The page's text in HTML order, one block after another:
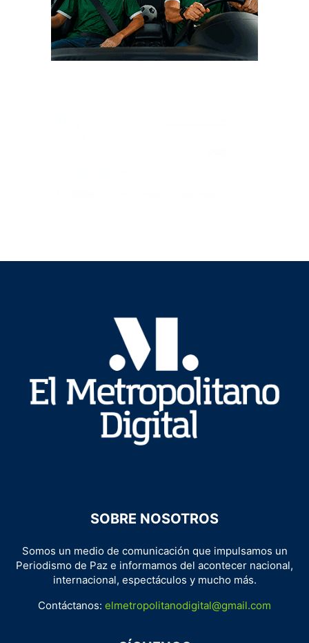
SOBRE NOSOTROS
Somos un medio de comunicación que impulsamos un
Periodismo de Paz e informamos del acontecer nacional,
internacional, espectáculos y mucho más.
Contáctanos: elmetropolitanodigital@gmail.com